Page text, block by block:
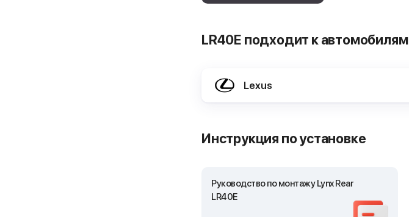
LR40E подходит к автомобилям
Lexus
Инструкция по установке
Руководство по монтажу Lynx Rear
LR40E